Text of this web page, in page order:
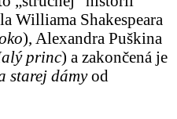
Williama Shakespeara
), Alexandra Puškina
princ) a zakončená je
starej dámyod